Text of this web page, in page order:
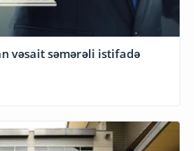
vəsait səmərəli istifadə